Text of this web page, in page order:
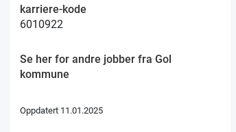
karriere-kode
6010922
Se her for andre jobber fra Gol
kommune
Oppdatert 11.01.2025